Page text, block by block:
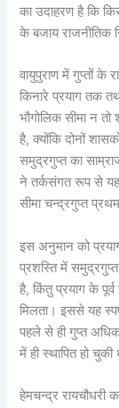
का उदाहरण है कि
के बजाय राजनीतिक
वायुपुराण में गुप्तों के
किनारे प्रयाग तक
भौगोलिक सीमा न
है, क्योंकि दोनों
समुद्रगुप्त का
ने तर्कसंगत रूप से यह
सीमा चन्द्रगुप्त
इस अनुमान को
प्रशस्ति में समुद्रगुप्त
है, किंतु प्रयाग के
मिलता। इससे यह
पहले से ही गुप्त
में ही स्थापित हो चुकी
हेमचन्द्र